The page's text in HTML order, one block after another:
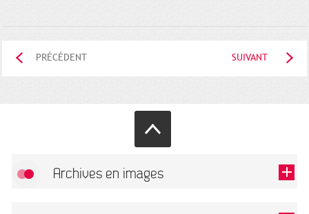
PRÉCÉDENT SUIVANT
Archives en images